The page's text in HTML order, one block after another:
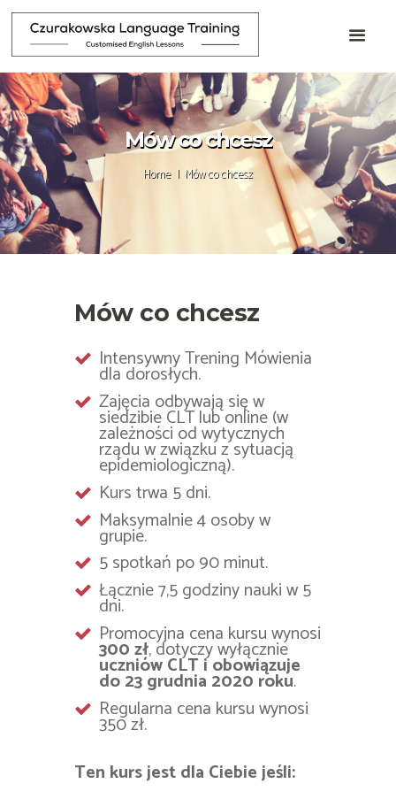
Mów co chcesz
Home Mów co chcesz
Mów co chcesz
Intensywny Trening Mówienia
dla dorosłych.
Zajęcia odbywają się w
siedzibie CLT lub online (w
zależności od wytycznych
rządu w związku z sytuacją
epidemiologiczną).
Kurs trwa 5 dni.
Maksymalnie 4 osoby w
grupie.
5 spotkań po 90 minut.
Łącznie 7,5 godziny nauki w 5
dni.
Promocyjna cena kursu wynosi
300 zł, dotyczy wyłącznie
uczniów CLT i obowiązuje
do 23 grudnia 2020 roku.
Regularna cena kursu wynosi
350 zł.
Ten kurs jest dla Ciebie jeśli: